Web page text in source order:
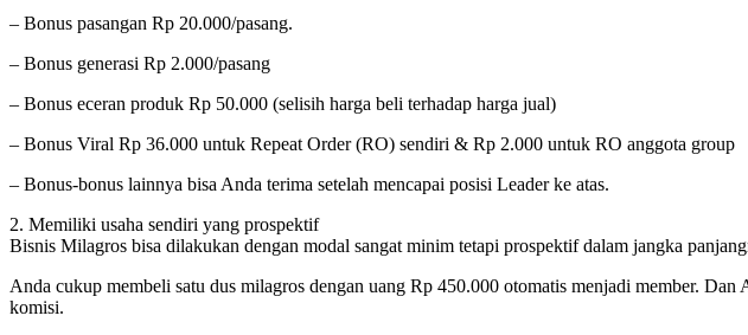
– Bonus pasangan Rp 20.000/pasang.
– Bonus generasi Rp 2.000/pasang
– Bonus eceran produk Rp 50.000 (selisih harga beli terhadap harga jual)
– Bonus Viral Rp 36.000 untuk Repeat Order (RO) sendiri & Rp 2.000 untuk RO anggota group
– Bonus-bonus lainnya bisa Anda terima setelah mencapai posisi Leader ke atas.
2. Memiliki usaha sendiri yang prospektif
Bisnis Milagros bisa dilakukan dengan modal sangat minim tetapi prospektif dalam jangka
Anda cukup membeli satu dus milagros dengan uang Rp 450.000 otomatis menjadi member.
komisi.